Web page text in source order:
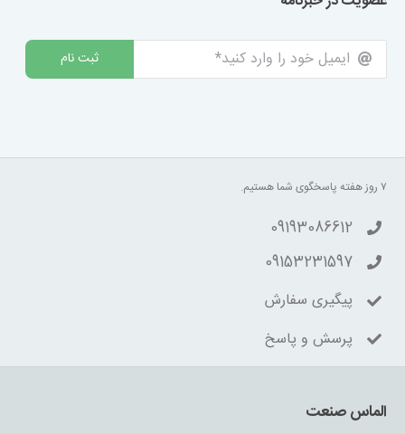
ثبت نام
۷ روز هفته پاسخگوی شما هستیم.
09193086612
09153231597
پیگیری سفارش
پرسش و پاسخ
الماس صنعت